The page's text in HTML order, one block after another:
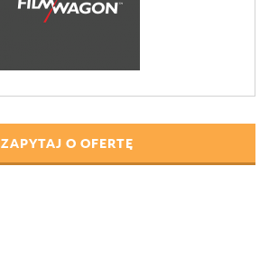
ZAPYTAJ O OFERTĘ